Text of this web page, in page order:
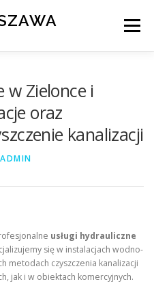
Menu
– WARSZAWA I OKOLICE
w Zielonce i
oraz
kanalizacji
ADMIN
usługi hydrauliczne
się w instalacjach wodno-
metodach czyszczenia kanalizacji
jak i w obiektach komercyjnych.